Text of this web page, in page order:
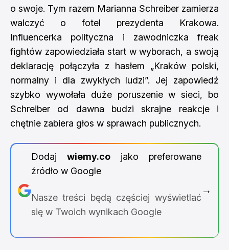
o swoje. Tym razem Marianna Schreiber zamierza
walczyć o fotel prezydenta Krakowa.
Influencerka polityczna i zawodniczka freak
fightów zapowiedziała start w wyborach, a swoją
deklarację połączyła z hasłem „Kraków polski,
normalny i dla zwykłych ludzi”. Jej zapowiedź
szybko wywołała duże poruszenie w sieci, bo
Schreiber od dawna budzi skrajne reakcje i
chętnie zabiera głos w sprawach publicznych.
Dodaj wiemy.cojako preferowane
źródło w Google
Nasze treści będą częściej wyświetlać
się w Twoich wynikach Google
→